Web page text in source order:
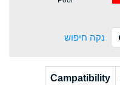
נקה חיפוש
Campatibility